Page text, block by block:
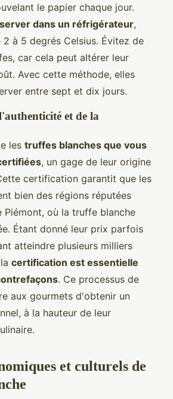
le papier chaque jour.
dans un réfrigérateur,
2 à 5 degrés Celsius. Évitez de
car cela peut altérer leur
Avec cette méthode, elles
entre sept et dix jours.
et de la
les truffes blanches que vous
, un gage de leur origine
certification garantit que les
bien des régions réputées
Piémont, où la truffe blanche
Étant donné leur prix parfois
atteindre plusieurs milliers
certification est essentielle
. Ce processus de
aux gourmets d'obtenir un
à la hauteur de leur
et culturels de